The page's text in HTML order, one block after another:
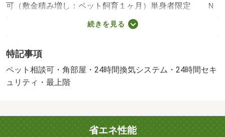
可（敷金積み増し：ペット飼育１ヶ月）単身者限定 Ｎ
Ｏ：９９６８４９１９・賃貸保証等：加入要（初回：月額
総支払額の５０％、毎月：月額総支払額の１．２％）・ご
で分割払いも可能です★アパマンショップ泉中央店山一地
所へお気軽にお問い合わせください♪【０２２－３７３－１
１１８】・バイク置場：なし・駐輪場：なし/退去時鍵交換
契約時エアコンクリーニング代（課税対象） 15400円
続きを見る
特記事項
ペット相談可・角部屋・24時間換気システム・24時間セキ
ュリティ・最上階
省エネ性能